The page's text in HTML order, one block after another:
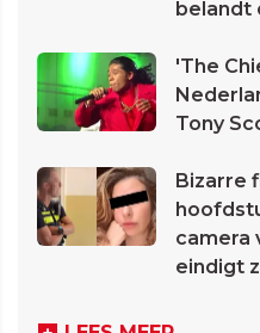
belandt
'The
Tony
Bizarre
camera
eindigt